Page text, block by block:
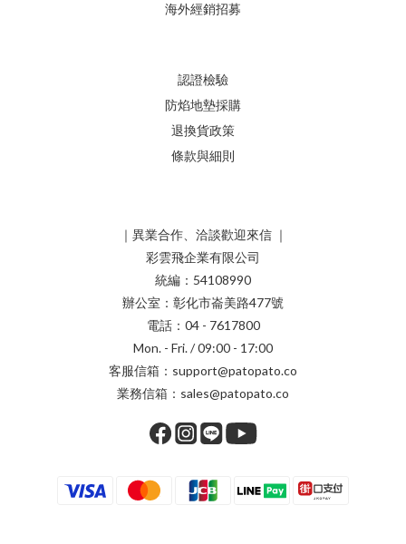
海外經銷招募
認證檢驗
防焰地墊採購
退換貨政策
條款與細則
｜異業合作、洽談歡迎來信 ｜
彩雲飛企業有限公司
統編：54108990
辦公室：彰化市崙美路477號
電話：04 - 7617800
Mon. - Fri. / 09:00 - 17:00
客服信箱：support@patopato.co
業務信箱：sales@patopato.co